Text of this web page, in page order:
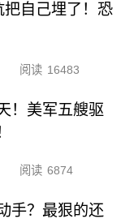
自己埋了！恐
阅读 16483
！美军五艘驱
阅读 6874
手？最狠的还